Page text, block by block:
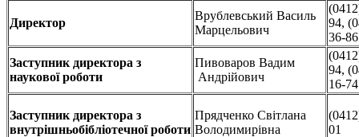
Директор
Врублевський Василь
Марцельович
94,
36-
Заступник директора з
наукової роботи
Пивоваров Вадим
Андрійович
94,
16-74
Заcтупник директора з
внутрішньобібліотечної роботи
Прядченко Світлана
Володимирівна
01